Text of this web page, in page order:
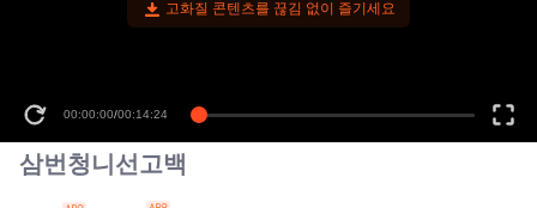
고화질 콘텐츠를 끊김 없이 즐기세요
00:00:00/00:14:24
삼번청니선고백